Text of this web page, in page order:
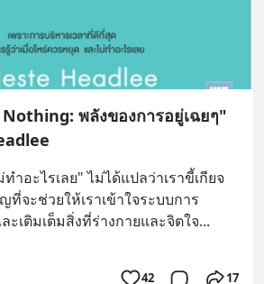
พลังของการอยู่เฉยๆ"
ำอะไรเลย" ไม่ได้แปลว่าเราขี้เกียจ
จะช่วยให้เราเข้าใจระบบการ
เติมเต็มสิ่งที่ร่างกายและจิตใจ
42 17